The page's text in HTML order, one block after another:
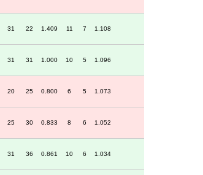
31 22 1.409 11 7 1.108
31 31 1.000 10 5 1.096
20 25 0.800 6 5 1.073
25 30 0.833 8 6 1.052
31 36 0.861 10 6 1.034